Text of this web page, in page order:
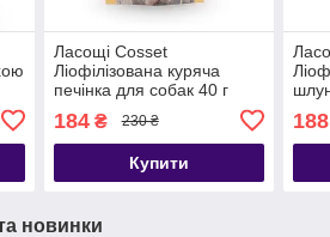
Ласощі Cosset
Ліофілізована куряча
печінка для собак 40 г
184₴ 230 ₴
Купити
новинки